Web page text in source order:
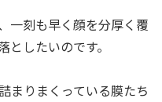
一刻も早く顔を分厚く覆
したいのです。
まりまくっている膜たち